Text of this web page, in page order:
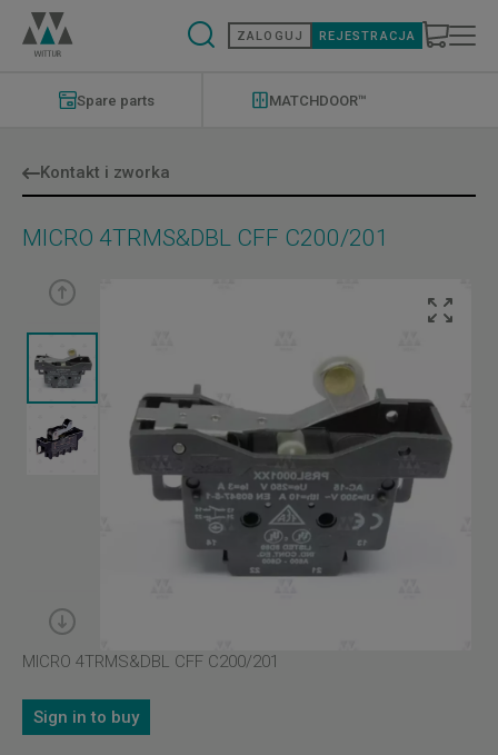
Przejdź
treści
ZALOGUJ REJESTRACJA
Spare parts MATCHDOOR™
Kontakt i zworka
MICRO 4TRMS&DBL CFF C200/201
MICRO 4TRMS&DBL CFF C200/201
Sign in to buy